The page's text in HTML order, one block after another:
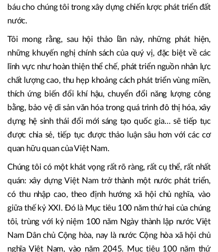
quá trình hoạch định đường lối, chủ trương, chính sách
phát triển đất nước, Đảng và Nhà nước Việt Nam luôn lắng
thiện chí. Những nghiên cứu có giá trị, giàu hàm lượng
thực tiễn, tầm nhìn dài hạn đều là nguồn tham khảo quý
báu cho chúng tôi trong xây dựng chiến lược phát triển đất
Tôi mong rằng, sau hội thảo lần này, những phát hiện,
những khuyến nghị chính sách của quý vị, đặc biệt về các
lĩnh vực như hoàn thiện thể chế, phát triển nguồn nhân lực
chất lượng cao, thu hẹp khoảng cách phát triển vùng miền,
bằng, bảo vệ di sản văn hóa trong quá trình đô thị hóa, xây
dựng hệ sinh thái đổi mới sáng tạo quốc gia… sẽ tiếp tục
được chia sẻ, tiếp tục được thảo luận sâu hơn với các cơ
quan hữu quan của Việt Nam.
Chúng tôi có một khát vọng rất rõ ràng, rất cụ thể, rất nhất
quán: xây dựng Việt Nam trở thành một nước phát triển,